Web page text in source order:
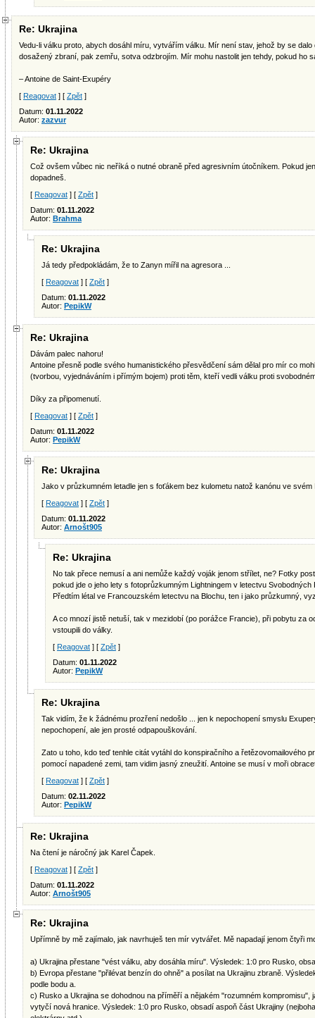
Re: Ukrajina
Vedu-li válku proto, abych dosáhl míru, vytvářím válku. Mír není stav, jehož by se
dosažený zbraní, pak zemřu, sotva odzbrojím. Mír mohu nastolit jen tehdy, pokud ho
– Antoine de Saint-Exupéry
[ Reagovat ] [ Zpět ]
Datum: 01.11.2022
Autor: zazvur
Re: Ukrajina
Což ovšem vůbec nic neříká o nutné obraně před agresivním útočníkem. Pokud
dopadneš.
[ Reagovat ] [ Zpět ]
Datum: 01.11.2022
Autor: Brahma
Re: Ukrajina
Já tedy předpokládám, že to Zanyn mířil na agresora ...
[ Reagovat ] [ Zpět ]
Datum: 01.11.2022
Autor: PepikW
Re: Ukrajina
Dávám palec nahoru!
Antoine přesně podle svého humanistického přesvědčení sám dělal pro mír co
(tvorbou, vyjednáváním i přímým bojem) proti těm, kteří vedli válku proti
Díky za připomenutí.
[ Reagovat ] [ Zpět ]
Datum: 01.11.2022
Autor: PepikW
Re: Ukrajina
Jako v průzkumném letadle jen s foťákem bez kulometu natož kanónu ve svém
[ Reagovat ] [ Zpět ]
Datum: 01.11.2022
Autor: Arnošt905
Re: Ukrajina
No tak přece nemusí a ani nemůže každý voják jenom střílet, ne? Fotky
pokud jde o jeho lety s fotoprůzkumným Lightningem v letectvu Svobodných
Předtím létal ve Francouzském letectvu na Blochu, ten i jako průzkumný,
A co mnozí jistě netuší, tak v mezidobí (po porážce Francie), při pobytu za
vstoupili do války.
[ Reagovat ] [ Zpět ]
Datum: 01.11.2022
Autor: PepikW
Re: Ukrajina
Tak vidím, že k žádnému prozření nedošlo ... jen k nepochopení smyslu
nepochopení, ale jen prosté odpapouškování.
Zato u toho, kdo teď tenhle citát vytáhl do konspiračního a řetězovomailového
pomocí napadené zemi, tam vidim jasný zneužití. Antoine se musí v moři
[ Reagovat ] [ Zpět ]
Datum: 02.11.2022
Autor: PepikW
Re: Ukrajina
Na čtení je náročný jak Karel Čapek.
[ Reagovat ] [ Zpět ]
Datum: 01.11.2022
Autor: Arnošt905
Re: Ukrajina
Upřímně by mě zajímalo, jak navrhuješ ten mír vytvářet. Mě napadají jenom čtyři
a) Ukrajina přestane "vést válku, aby dosáhla míru". Výsledek: 1:0 pro Rusko,
b) Evropa přestane "přilévat benzín do ohně" a posílat na Ukrajinu zbraně.
podle bodu a.
c) Rusko a Ukrajina se dohodnou na příměří a nějakém "rozumném kompromisu",
vytyčí nová hranice. Výsledek: 1:0 pro Rusko, obsadí aspoň část Ukrajiny